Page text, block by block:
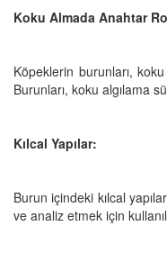
Koku Almada Anahtar
Köpeklerin burunları,
Burunları, koku algılama
Kılcal Yapılar:
Burun içindeki kılcal
ve analiz etmek için